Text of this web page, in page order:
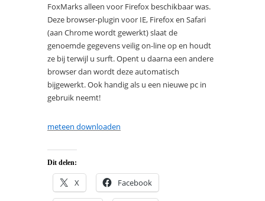
FoxMarks alleen voor Firefox beschikbaar was.
Deze browser-plugin voor IE, Firefox en Safari
(aan Chrome wordt gewerkt) slaat de
genoemde gegevens veilig on-line op en houdt
ze bij terwijl u surft. Opent u daarna een andere
browser dan wordt deze automatisch
bijgewerkt. Ook handig als u een nieuwe pc in
gebruik neemt!
meteen downloaden
Dit delen:
X Facebook